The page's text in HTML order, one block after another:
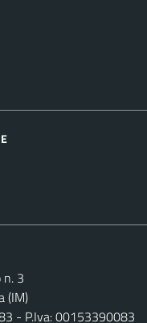
n. 3
(IM)
- P.Iva: 00153390083